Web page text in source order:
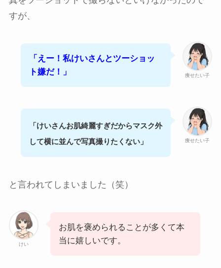
すが、
痩せたい子
「えー！私けいさんとツーショッ
ト嫌だ！」
痩せたい子
「けいさんお肌綺麗すぎだからマスク外
して横に並んで写真撮りたくない」
と言われてしまいました（笑）
けい
お肌を褒められることが多くて本
当に嬉しいです。